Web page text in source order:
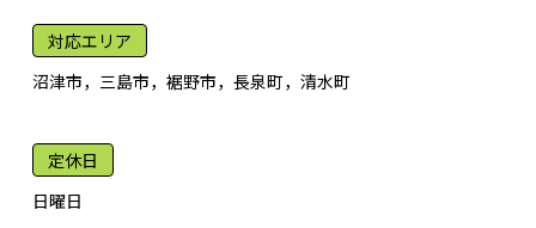
対応エリア
沼津市，三島市，裾野市，長泉町，清水町
定休日
日曜日